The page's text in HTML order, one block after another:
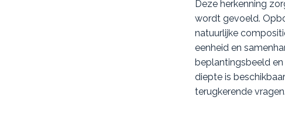
Deze herkenning
wordt gevoeld.
natuurlijke
eenheid en
beplantingsbeeld
diepte is
terugkerende vragen.